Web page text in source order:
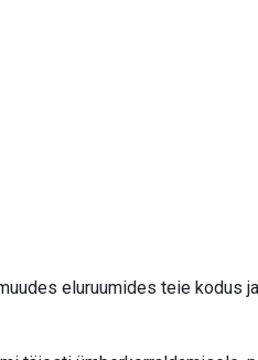
eluruumides teie kodus ja